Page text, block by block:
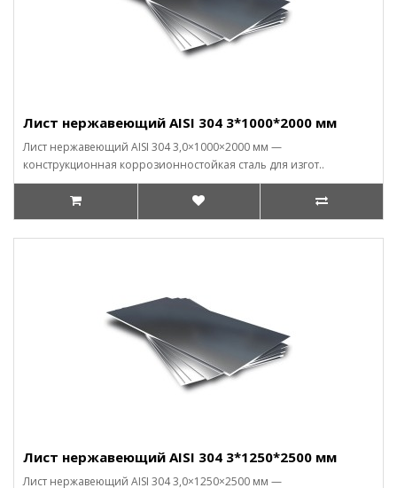
Лист нержавеющий AISI 304 3*1000*2000 мм
Лист нержавеющий AISI 304 3,0×1000×2000 мм —
конструкционная коррозионностойкая сталь для изгот..
Лист нержавеющий AISI 304 3*1250*2500 мм
Лист нержавеющий AISI 304 3,0×1250×2500 мм —